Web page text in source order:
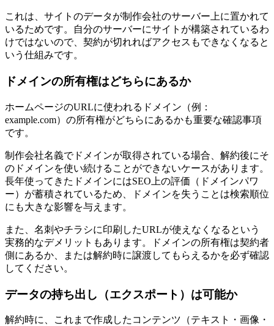
これは、サイトのデータが制作会社のサーバー上に置かれて
いるためです。自分のサーバーにサイトが構築されているわ
けではないので、契約が切れればアクセスもできなくなると
いう仕組みです。
ドメインの所有権はどちらにあるか
ホームページのURLに使われるドメイン（例：
example.com）の所有権がどちらにあるかも重要な確認事項
です。
制作会社名義でドメインが取得されている場合、解約後にそ
のドメインを使い続けることができないケースがあります。
長年使ってきたドメインにはSEO上の評価（ドメインパワ
ー）が蓄積されているため、ドメインを失うことは検索順位
にも大きな影響を与えます。
また、名刺やチラシに印刷したURLが使えなくなるという
実務的なデメリットもあります。ドメインの所有権は契約者
側にあるか、または解約時に譲渡してもらえるかを必ず確認
してください。
データの持ち出し（エクスポート）は可能か
解約時に、これまで作成したコンテンツ（テキスト・画像・